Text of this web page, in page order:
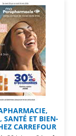
SANTÉ ET BIEN-
CARREFOUR